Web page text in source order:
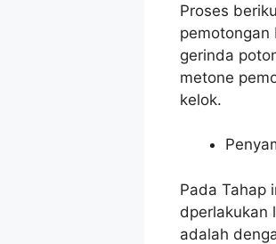
Proses
pemotongan
gerinda
metone
kelok.
Pada Tahap
dperlakukan
adalah